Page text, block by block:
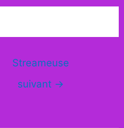
Streameuse
suivant →